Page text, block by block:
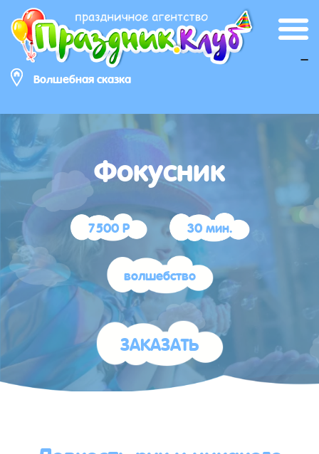
Волшебная сказка
_
Фокусник
7500 Р
30 мин.
волшебство
ЗАКАЗАТЬ